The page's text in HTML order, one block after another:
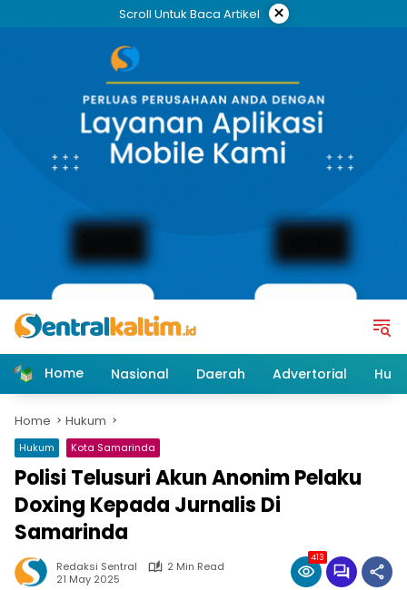
Scroll Untuk Baca Artikel ×
Home Nasional Daerah Advertorial
Home Hukum
Hukum Kota Samarinda
Polisi Telusuri Akun Anonim Pelaku
Doxing Kepada Jurnalis Di
Samarinda
Redaksi Sentral
2 Min Read
21 May 2025
413